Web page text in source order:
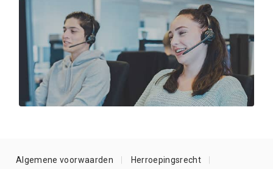
Algemene voorwaarden Herroepingsrecht